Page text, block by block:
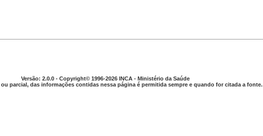
Versão: 2.0.0 - Copyright© 1996-2026 INCA - Ministério da Saúde
parcial, das informações contidas nessa página é permitida sempre e quando for citada a fonte.